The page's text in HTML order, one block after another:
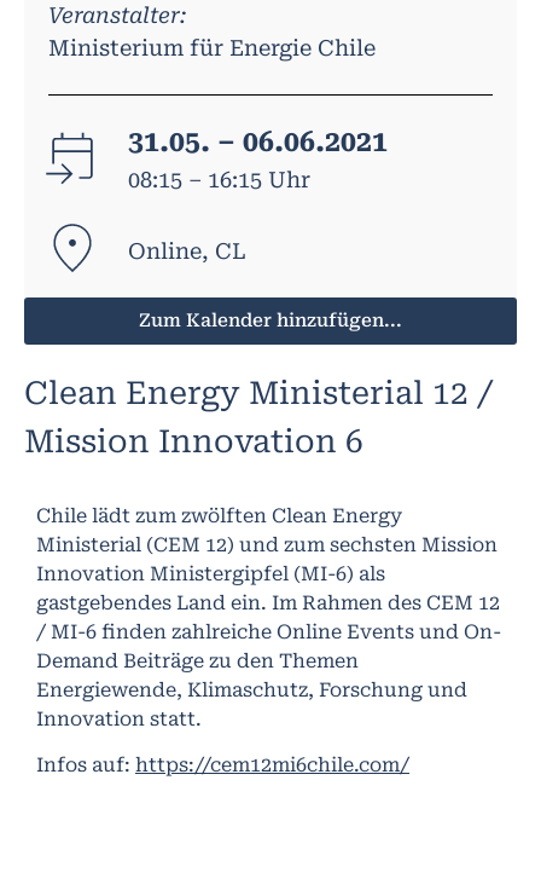
Veranstalter:
Ministerium für Energie Chile
31.05. – 06.06.2021
08:15 – 16:15 Uhr
Online, CL
Zum Kalender hinzufügen...
Clean Energy Ministerial 12 /
Mission Innovation 6
Chile lädt zum zwölften Clean Energy
Ministerial (CEM 12) und zum sechsten Mission
Innovation Ministergipfel (MI-6) als
gastgebendes Land ein. Im Rahmen des CEM 12
/ MI-6 finden zahlreiche Online Events und On-
Demand Beiträge zu den Themen
Energiewende, Klimaschutz, Forschung und
Innovation statt.
Infos auf: https://cem12mi6chile.com/